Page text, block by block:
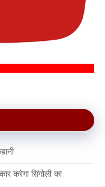
करेगा सिंगोली का